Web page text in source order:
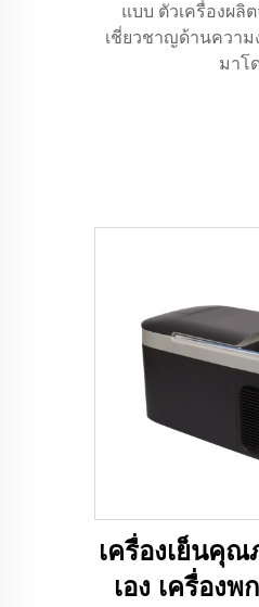
แบบ ตัวเครื่องผลิ
เชี่ยวชาญด้านควา
มาโ
เครื่องเย็นคุ
เอง เครื่องพ